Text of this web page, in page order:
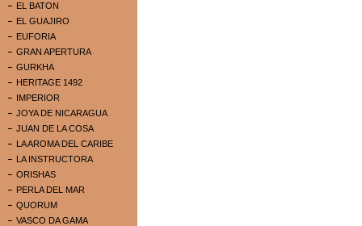
EL BATON
EL GUAJIRO
EUFORIA
GRAN APERTURA
GURKHA
HERITAGE 1492
IMPERIOR
JOYA DE NICARAGUA
JUAN DE LA COSA
LA AROMA DEL CARIBE
LA INSTRUCTORA
ORISHAS
PERLA DEL MAR
QUORUM
VASCO DA GAMA